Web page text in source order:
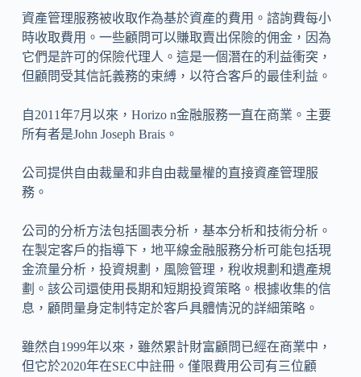
資產管理服務被收取作為基於資產的費用。諮詢費每小
時收取費用。一些顧問可以賺取賣出保險的佣金，因為
它們是許可的保險代理人。這是一個潛在的利益衝突，
但顧問受其信託義務的束縛，以符合客戶的最佳利益。
自2011年7月以來，Horizo​​ n金融服務一直在商業。主要
所有者是John Joseph Brais。
公司提供自由裁量和非自由裁量權的直接資產管理服
務。
公司的分析方法包括圖表分析，基本分析和技術分析。
在製定客戶的指導下，地平線金融服務分析可能包括現
金流量分析，投資規劃，風險管理，稅收規劃和遺產規
劃。該公司還使用長期和短期投資策略。根據收集的信
息，顧問量身定制特定於客戶具體情況的詳細策略。
雖然自1999年以來，雖然累計財富顧問已經在商業中，
但它於2020年在SEC中註冊。僅限費用公司有三位顧